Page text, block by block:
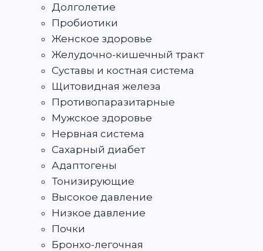
Долголетие
Пробиотики
Женское здоровье
Желудочно-кишечный тракт
Суставы и костная система
Щитовидная железа
Противопаразитарные
Мужское здоровье
Нервная система
Сахарный диабет
Адаптогены
Тонизирующие
Высокое давление
Низкое давление
Почки
Бронхо-легочная